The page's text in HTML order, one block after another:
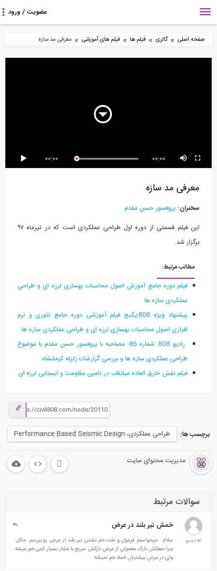
صفحه اصلی » گالری » فیلم ها » فیلم های آموزشی » معرفی مد سازه
طراحی اعضا در پیچش
4:16
102:44
5:50
00:00 00:00
معرفی مد سازه
سخنران: پروفسور حسن مقدم
این فیلم قسمتی از دوره اول طراحی عملکردی است که در تیرماه ۹۷
برگزار شد.
مطالب مرتبط:
فیلم دوره جامع آموزش اصول محاسبات بهسازی لرزه ای و طراحی
عملکردی سازه ها
پیشنهاد ویژه 808:پکیج فیلم آموزشی دوره جامع تئوری و نرم
افزاری اصول محاسبات بهسازی لرزه ای و طراحی عملکردی سازه ها
راديو 808: شماره 86- مصاحبه با پروفسور حسن مقدم با موضوع
طراحی عملكردی سازه ها و بررسی گزارشات زلزله كرمانشاه
فیلم نقش خارق العاده میانقاب در تامین مقاومت و ایستایی لرزه ای
برچسب ها: طراحی عملکردی، Performance Based Seismic Design
مدیریت محتوای سایت
سوالات مرتبط
140پاسخ
خمش تیر بلند در عرض
سلام . میخواستم فرمول و علت خم نشدن تیر بلند از عرض رو بپرسم. مثال:
چرا خطکش نازک معمولی از عرض نازکش سریع با فشار بسیار کمی خم میشه
ولی در عرض بیشترش اصلا خم نمیشه